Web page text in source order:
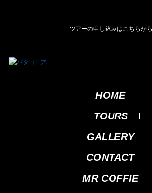
ツアーの申し込みはこちらから
HOME
TOURS
GALLERY
CONTACT
MR COFFIE